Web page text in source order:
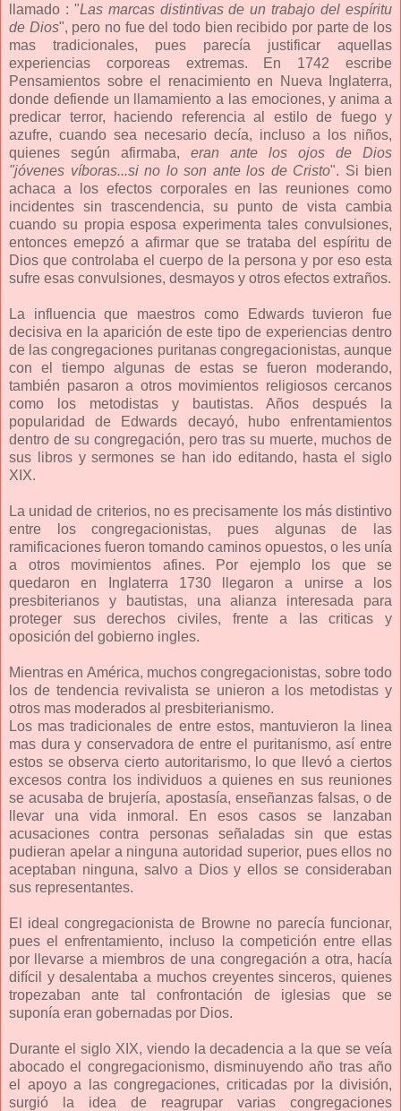
llamado : "Las marcas distintivas de un trabajo del espíritu
de Dios", pero no fue del todo bien recibido por parte de los
mas tradicionales, pues parecía justificar aquellas
experiencias corporeas extremas. En 1742 escribe
Pensamientos sobre el renacimiento en Nueva Inglaterra,
donde defiende un llamamiento a las emociones, y anima a
predicar terror, haciendo referencia al estilo de fuego y
azufre, cuando sea necesario decía, incluso a los niños,
quienes según afirmaba, eran ante los ojos de Dios
"jóvenes víboras...si no lo son ante los de Cristo". Si bien
achaca a los efectos corporales en las reuniones como
incidentes sin trascendencia, su punto de vista cambia
cuando su propia esposa experimenta tales convulsiones,
entonces emepzó a afirmar que se trataba del espíritu de
Dios que controlaba el cuerpo de la persona y por eso esta
sufre esas convulsiones, desmayos y otros efectos extraños.
La influencia que maestros como Edwards tuvieron fue
decisiva en la aparición de este tipo de experiencias dentro
de las congregaciones puritanas congregacionistas, aunque
con el tiempo algunas de estas se fueron moderando,
también pasaron a otros movimientos religiosos cercanos
como los metodistas y bautistas. Años después la
popularidad de Edwards decayó, hubo enfrentamientos
dentro de su congregación, pero tras su muerte, muchos de
sus libros y sermones se han ido editando, hasta el siglo
XIX.
La unidad de criterios, no es precisamente los más distintivo
entre los congregacionistas, pues algunas de las
ramificaciones fueron tomando caminos opuestos, o les unía
a otros movimientos afines. Por ejemplo los que se
quedaron en Inglaterra 1730 llegaron a unirse a los
presbiterianos y bautistas, una alianza interesada para
proteger sus derechos civiles, frente a las criticas y
oposición del gobierno ingles.
Mientras en América, muchos congregacionistas, sobre todo
los de tendencia revivalista se unieron a los metodistas y
otros mas moderados al presbiterianismo.
Los mas tradicionales de entre estos, mantuvieron la linea
mas dura y conservadora de entre el puritanismo, así entre
estos se observa cierto autoritarismo, lo que llevó a ciertos
excesos contra los individuos a quienes en sus reuniones
se acusaba de brujería, apostasía, enseñanzas falsas, o de
llevar una vida inmoral. En esos casos se lanzaban
acusaciones contra personas señaladas sin que estas
pudieran apelar a ninguna autoridad superior, pues ellos no
aceptaban ninguna, salvo a Dios y ellos se consideraban
sus representantes.
El ideal congregacionista de Browne no parecía funcionar,
pues el enfrentamiento, incluso la competición entre ellas
por llevarse a miembros de una congregación a otra, hacía
difícil y desalentaba a muchos creyentes sinceros, quienes
tropezaban ante tal confrontación de iglesias que se
suponía eran gobernadas por Dios.
Durante el siglo XIX, viendo la decadencia a la que se veía
abocado el congregacionismo, disminuyendo año tras año
el apoyo a las congregaciones, criticadas por la división,
surgió la idea de reagrupar varias congregaciones